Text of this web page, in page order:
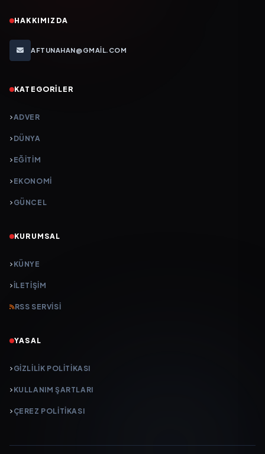
HAKKIMIZDA
AFTUNAHAN@GMAIL.COM
KATEGORILER
ADVER
DÜNYA
EĞİTİM
EKONOMİ
GÜNCEL
KURUMSAL
KÜNYE
İLETIŞIM
RSS SERVISI
YASAL
GIZLILIK POLITIKASI
KULLANIM ŞARTLARI
ÇEREZ POLITIKASI